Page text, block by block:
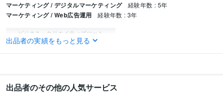
マーケティング / デジタルマーケティング 経験年数 : 5年
マーケティング / Web広告運用 経験年数 : 3年
ビジネス・クリエイティブツール
WordPress:7年JIMDO:1年Excel:5年
Google スライド:2年Google ドキュメント:5年Word:7年
Adobe Premiere Pro:3年 iMovie:2年 Vrew:2年
出品者の実績をもっと見る
出品者のその他の人気サービス